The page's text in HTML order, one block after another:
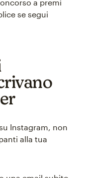
a premi
se segui
Instagram, non
alla tua